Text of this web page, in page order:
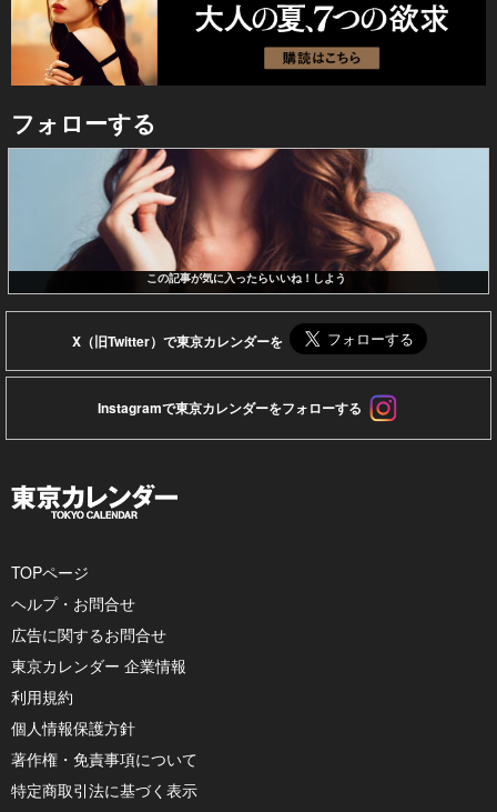
フォローする
この記事が気に入ったらいいね！しよう
X（旧Twitter）で東京カレンダーを
Instagramで東京カレンダーをフォローする
TOPページ
ヘルプ・お問合せ
広告に関するお問合せ
東京カレンダー 企業情報
利用規約
個人情報保護方針
著作権・免責事項について
特定商取引法に基づく表示